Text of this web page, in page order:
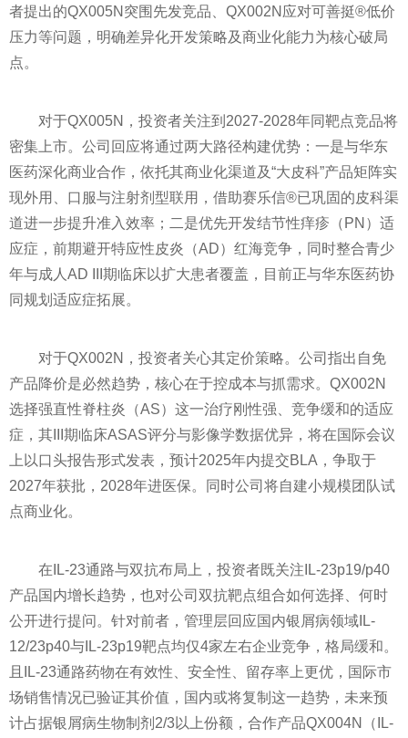
者提出的QX005N突围先发竞品、QX002N应对可善挺®低价
压力等问题，明确差异化开发策略及商业化能力为核心破局
点。
对于QX005N，投资者关注到2027-2028年同靶点竞品将
密集上市。公司回应将通过两大路径构建优势：一是与华东
医药深化商业合作，依托其商业化渠道及“大皮科”产品矩阵实
现外用、口服与注射剂型联用，借助赛乐信®已巩固的皮科渠
道进一步提升准入效率；二是优先开发结节性痒疹（PN）适
应症，前期避开特应性皮炎（AD）红海竞争，同时整合青少
年与成人AD III期临床以扩大患者覆盖，目前正与华东医药协
同规划适应症拓展。
对于QX002N，投资者关心其定价策略。公司指出自免
产品降价是必然趋势，核心在于控成本与抓需求。QX002N
选择强直性脊柱炎（AS）这一治疗刚性强、竞争缓和的适应
症，其III期临床ASAS评分与影像学数据优异，将在国际会议
上以口头报告形式发表，预计2025年内提交BLA，争取于
2027年获批，2028年进医保。同时公司将自建小规模团队试
点商业化。
在IL-23通路与双抗布局上，投资者既关注IL-23p19/p40
产品国内增长趋势，也对公司双抗靶点组合如何选择、何时
公开进行提问。针对前者，管理层回应国内银屑病领域IL-
12/23p40与IL-23p19靶点均仅4家左右企业竞争，格局缓和。
且IL-23通路药物在有效性、安全性、留存率上更优，国际市
场销售情况已验证其价值，国内或将复制这一趋势，未来预
计占据银屑病生物制剂2/3以上份额，合作产品QX004N（IL-